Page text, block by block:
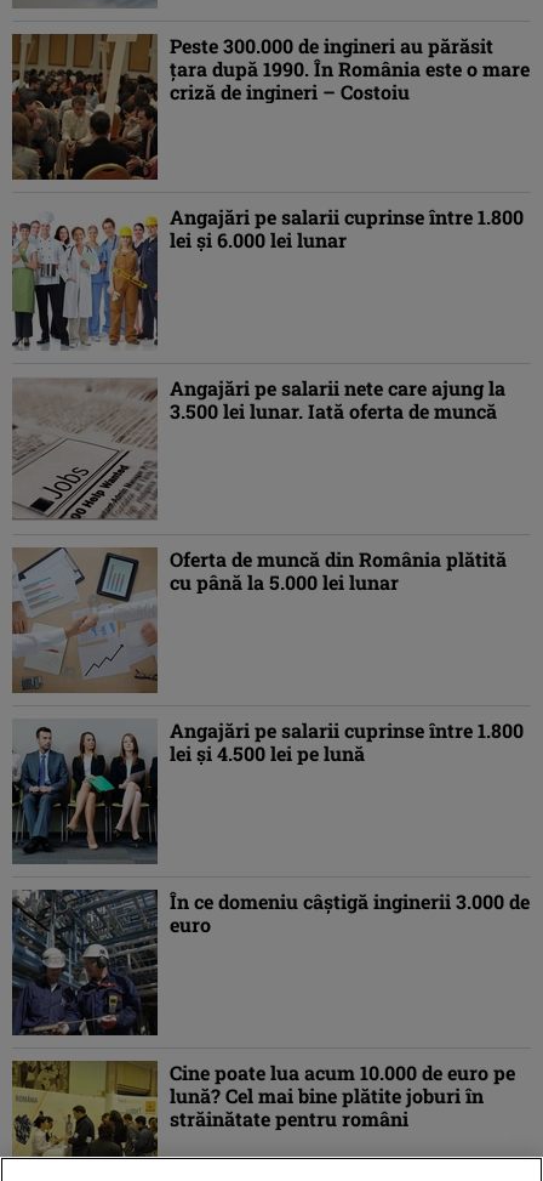
Peste 300.000 de ingineri au părăsit
ţara după 1990. În România este o mare
criză de ingineri – Costoiu
Angajări pe salarii cuprinse între 1.800
lei şi 6.000 lei lunar
Angajări pe salarii nete care ajung la
3.500 lei lunar. Iată oferta de muncă
Oferta de muncă din România plătită
cu până la 5.000 lei lunar
Angajări pe salarii cuprinse între 1.800
lei şi 4.500 lei pe lună
În ce domeniu câștigă inginerii 3.000 de
euro
Cine poate lua acum 10.000 de euro pe
lună? Cel mai bine plătite joburi în
străinătate pentru români